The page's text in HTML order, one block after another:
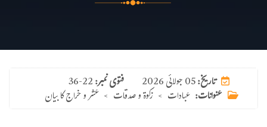
فتوی نمبر:36-22 تاریخ:05 جولائی 2026
عنوانات: عبادات > زکوۃ و صدقات > عشر و خراج کا بیان